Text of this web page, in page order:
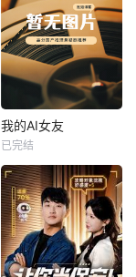
热播
我的AI女友
未知
我的AI女友
已完结